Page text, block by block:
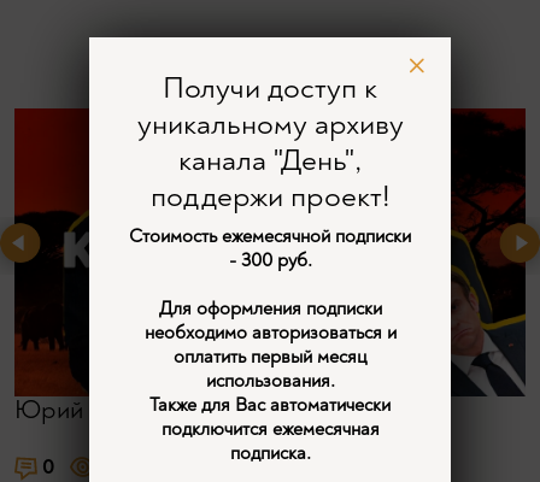
Юрий Ерёмин
0
Получи доступ к
уникальному архиву
канала "День",
поддержи проект!
Стоимость ежемесячной подписки
- 300 руб.
Для оформления подписки
необходимо авторизоваться и
оплатить первый месяц
использования.
Также для Вас автоматически
подключится ежемесячная
подписка.